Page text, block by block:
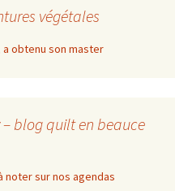
végétales
obtenu son master
blog quilt en beauce
noter sur nos agendas